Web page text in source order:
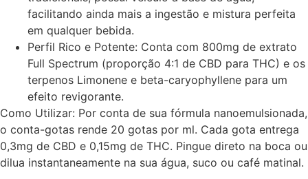
facilitando ainda mais a ingestão e mistura perfeita
em qualquer bebida.
Perfil Rico e Potente: Conta com 800mg de extrato
Full Spectrum (proporção 4:1 de CBD para THC) e os
terpenos Limonene e beta-caryophyllene para um
efeito revigorante.
Como Utilizar: Por conta de sua fórmula nanoemulsionada,
o conta-gotas rende 20 gotas por ml. Cada gota entrega
0,3mg de CBD e 0,15mg de THC. Pingue direto na boca ou
dilua instantaneamente na sua água, suco ou café matinal.